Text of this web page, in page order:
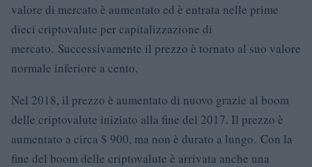
valore di mercato è aumentato ed è entrata nelle prime
dieci criptovalute per capitalizzazione di
mercato. Successivamente il prezzo è tornato al suo valore
normale inferiore a cento.
Nel 2018, il prezzo è aumentato di nuovo grazie al boom
delle criptovalute iniziato alla fine del 2017. Il prezzo è
aumentato a circa $ 900, ma non è durato a lungo. Con la
fine del boom delle criptovalute è arrivata anche una